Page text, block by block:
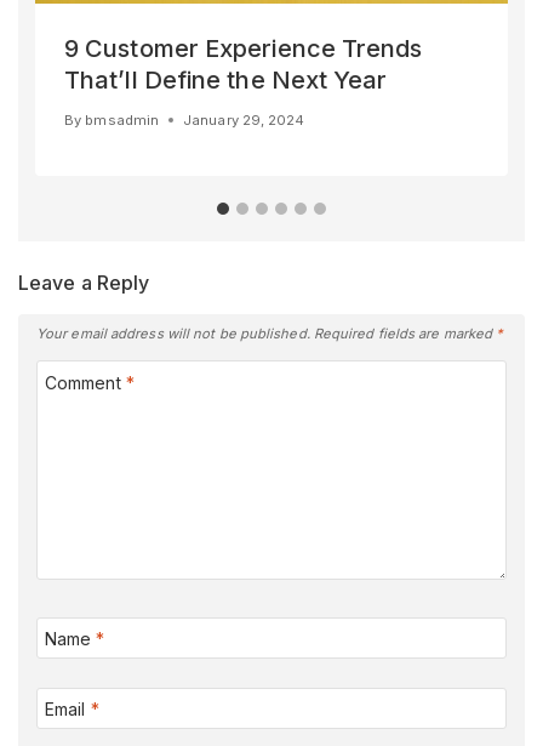
9 Customer Experience Trends
That’ll Define the Next Year
By bmsadmin January 29, 2024
Leave a Reply
Your email address will not be published. Required fields are marked *
Comment *
Name*
Email *